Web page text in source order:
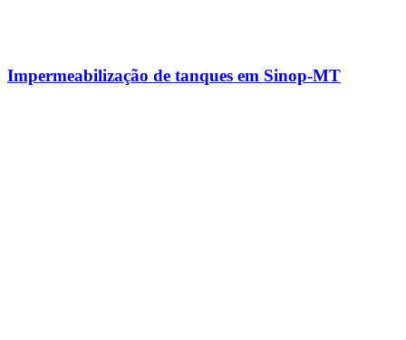
Impermeabilização de tanques em Sinop-MT​